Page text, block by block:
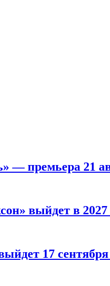
— премьера 21
выйдет в 2027
17